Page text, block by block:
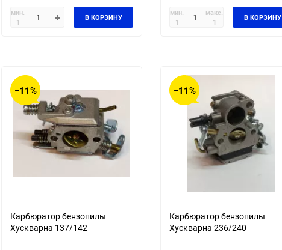
мин.
1
В КОРЗИНУ
мин.
1
макс.
1
В КОРЗИНУ
−11%
Карбюратор бензопилы
Хускварна 137/142
−11%
Карбюратор бензопилы
Хускварна 236/240